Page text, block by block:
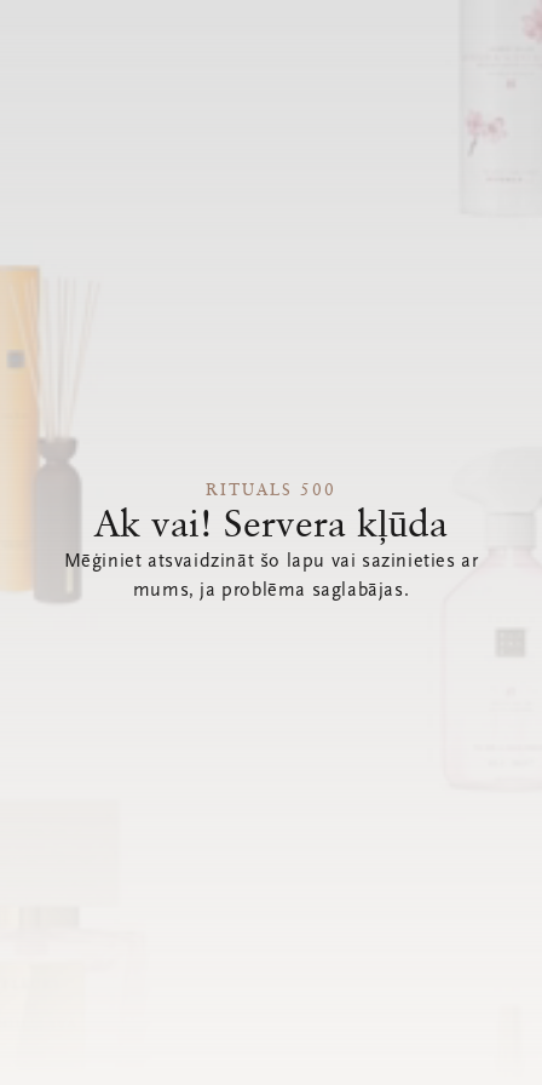
RITUALS 500
Ak vai! Servera kļūda
Mēģiniet atsvaidzināt šo lapu vai sazinieties ar
mums, ja problēma saglabājas.